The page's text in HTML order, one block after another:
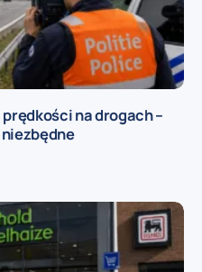
na drogach –